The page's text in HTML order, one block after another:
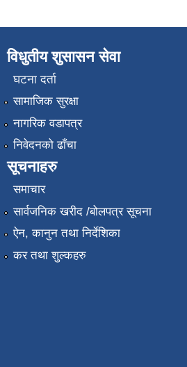
विधुतीय शुसासन सेवा
घटना दर्ता
सामाजिक सुरक्षा
नागरिक वडापत्र
निवेदनको ढाँचा
सूचनाहरु
समाचार
सार्वजनिक खरीद /बोलपत्र सूचना
ऐन, कानुन तथा निर्देशिका
कर तथा शुल्कहरु